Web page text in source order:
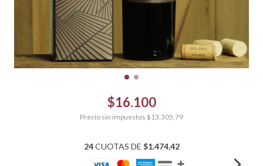
$16.100
Precio sin impuestos $13.305,79
24CUOTAS DE $1.474,42